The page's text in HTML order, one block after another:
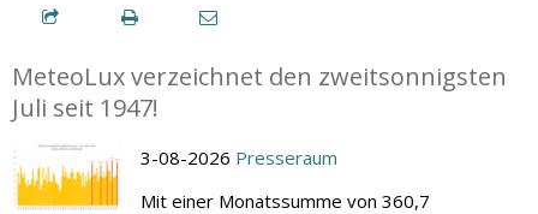
MeteoLux verzeichnet den zweitsonnigsten
Juli seit 1947!
3-08-2026 Presseraum
Mit einer Monatssumme von 360,7